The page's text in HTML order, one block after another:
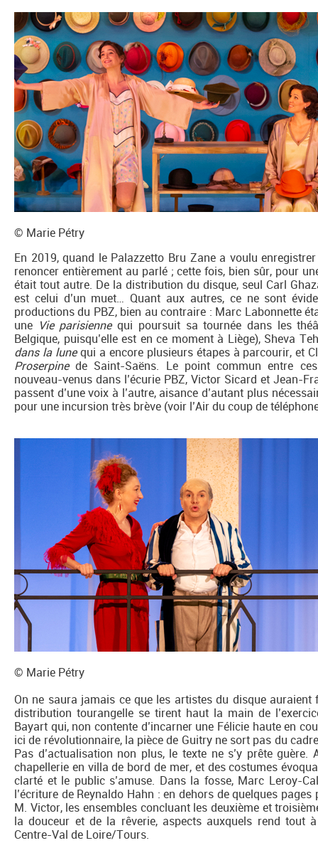
© Marie Pétry
En 2019, quand le Palazzetto Bru Zane a voulu
renoncer entièrement au parlé ; cette fois, bien sûr, pour
était tout autre. De la distribution du disque, seul Carl
est celui d’un muet… Quant aux autres, ce ne sont
productions du PBZ, bien au contraire : Marc Labonnette
une Vie parisiennequi poursuit sa tournée dans les
Belgique, puisqu’elle est en ce moment à Liège), Sheva
dans la lunequi a encore plusieurs étapes à parcourir, et
Proserpinede Saint-Saëns. Le point commun entre
nouveau-venus dans l’écurie PBZ, Victor Sicard et Jean-
passent d’une voix à l’autre, aisance d’autant plus
pour une incursion très brève (voir l’Air du coup de
© Marie Pétry
On ne saura jamais ce que les artistes du disque
distribution tourangelle se tirent haut la main de
Bayart qui, non contente d’incarner une Félicie haute en
ici de révolutionnaire, la pièce de Guitry ne sort pas du
Pas d’actualisation non plus, le texte ne s’y prête
chapellerie en villa de bord de mer, et des costumes
clarté et le public s’amuse. Dans la fosse, Marc Leroy-
l’écriture de Reynaldo Hahn : en dehors de quelques
M. Victor, les ensembles concluant les deuxième et
la douceur et de la rêverie, aspects auxquels rend tout
Centre-Val de Loire/Tours.